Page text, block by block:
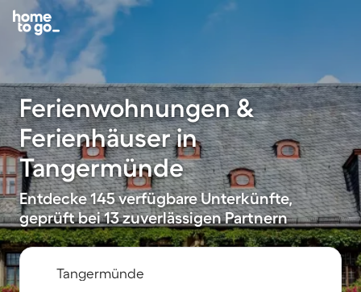
Ferienwohnungen &
Ferienhäuser in
Tangermünde
Entdecke 145 verfügbare Unterkünfte,
geprüft bei 13 zuverlässigen Partnern